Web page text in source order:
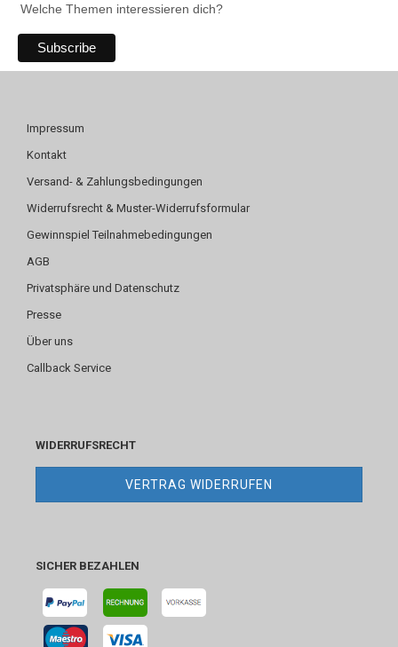
Welche Themen interessieren dich?
Impressum
Kontakt
Versand- & Zahlungsbedingungen
Widerrufsrecht & Muster-Widerrufsformular
Gewinnspiel Teilnahmebedingungen
AGB
Privatsphäre und Datenschutz
Presse
Über uns
Callback Service
WIDERRUFSRECHT
VERTRAG WIDERRUFEN
SICHER BEZAHLEN